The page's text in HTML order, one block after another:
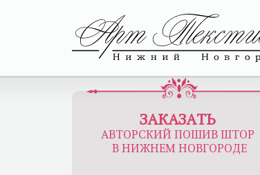
ЗАКАЗАТЬ
АВТОРСКИЙ ПОШИВ ШТОР
В НИЖНЕМ НОВГОРОДЕ